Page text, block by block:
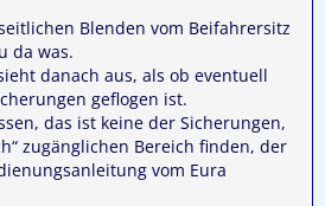
Blenden vom Beifahrersitz
da was.
danach aus, als ob eventuell
geflogen ist.
das ist keine der Sicherungen,
zugänglichen Bereich finden, der
vom Eura